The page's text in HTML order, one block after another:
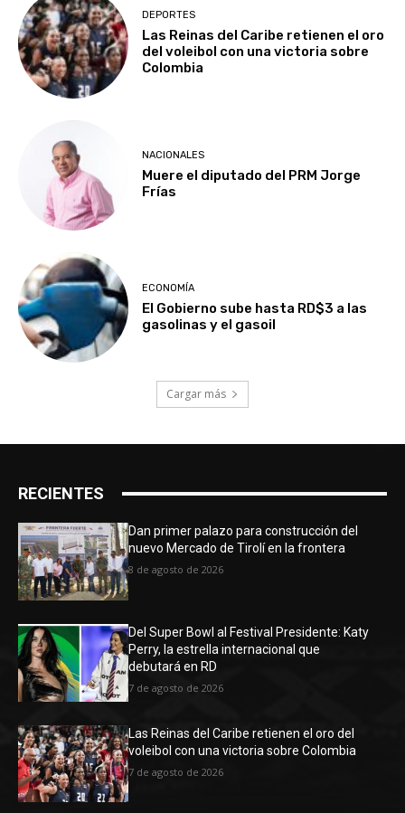
DEPORTES
Las Reinas del Caribe retienen el oro
del voleibol con una victoria sobre
Colombia
NACIONALES
Muere el diputado del PRM Jorge
Frías
ECONOMÍA
El Gobierno sube hasta RD$3 a las
gasolinas y el gasoil
Cargar más
RECIENTES
Dan primer palazo para construcción del
nuevo Mercado de Tirolí en la frontera
8 de agosto de 2026
Del Super Bowl al Festival Presidente: Katy
Perry, la estrella internacional que
debutará en RD
7 de agosto de 2026
Las Reinas del Caribe retienen el oro del
voleibol con una victoria sobre Colombia
7 de agosto de 2026